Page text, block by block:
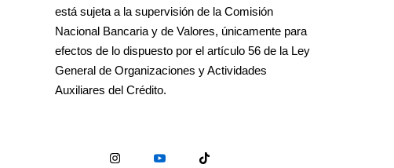
está sujeta a la supervisión de la Comisión
Nacional Bancaria y de Valores, únicamente para
efectos de lo dispuesto por el artículo 56 de la Ley
General de Organizaciones y Actividades
Auxiliares del Crédito.